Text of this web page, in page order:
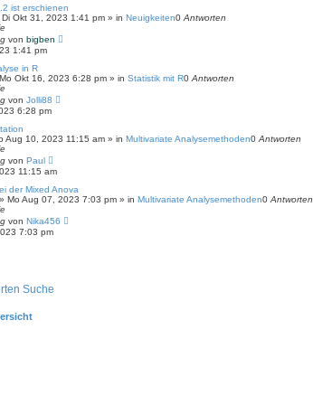
ist erschienen
Di Okt 31, 2023 1:41 pm » in Neuigkeiten0 Antworten
von bigben
1:41 pm
in R
Mo Okt 16, 2023 6:28 pm » in Statistik mit R0 Antworten
von Jolli88
6:28 pm
Aug 10, 2023 11:15 am » in Multivariate Analysemethoden0 Antworten
von Paul
11:15 am
der Mixed Anova
» Mo Aug 07, 2023 7:03 pm » in Multivariate Analysemethoden0 Antworten
von Nika456
7:03 pm
Suche